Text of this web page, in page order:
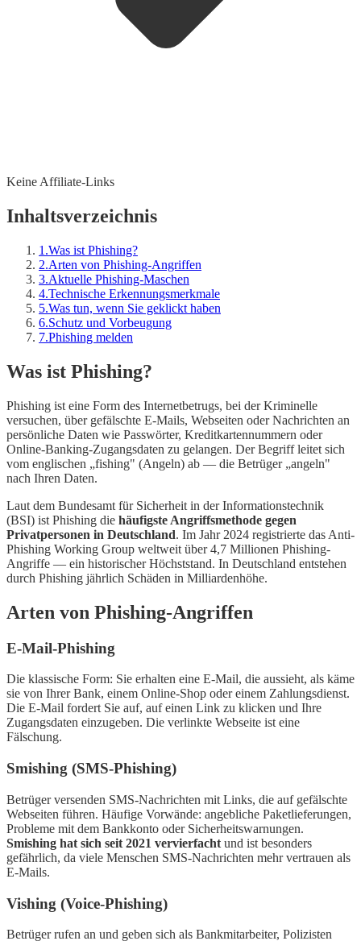
Keine Affiliate-Links
Inhaltsverzeichnis
1 .Was ist Phishing?
2.Arten von Phishing-Angriffen
3.Aktuelle Phishing-Maschen
4.Technische Erkennungsmerkmale
5.Was tun, wenn Sie geklickt haben
6.Schutz und Vorbeugung
7.Phishing melden
Was ist Phishing?
Phishing ist eine Form des Internetbetrugs, bei der Kriminelle
versuchen, über gefälschte E-Mails, Webseiten oder Nachrichten an
persönliche Daten wie Passwörter, Kreditkartennummern oder
Online-Banking-Zugangsdaten zu gelangen. Der Begriff leitet sich
vom englischen „fishing" (Angeln) ab — die Betrüger „angeln"
nach Ihren Daten.
Laut dem Bundesamt für Sicherheit in der Informationstechnik
(BSI) ist Phishing die häufigste Angriffsmethode gegen
Privatpersonen in Deutschland. Im Jahr 2024 registrierte das Anti-
Phishing Working Group weltweit über 4,7 Millionen Phishing-
Angriffe — ein historischer Höchststand. In Deutschland entstehen
durch Phishing jährlich Schäden in Milliardenhöhe.
Arten von Phishing-Angriffen
E-Mail-Phishing
Die klassische Form: Sie erhalten eine E-Mail, die aussieht, als käme
sie von Ihrer Bank, einem Online-Shop oder einem Zahlungsdienst.
Die E-Mail fordert Sie auf, auf einen Link zu klicken und Ihre
Zugangsdaten einzugeben. Die verlinkte Webseite ist eine
Fälschung.
Smishing (SMS-Phishing)
Betrüger versenden SMS-Nachrichten mit Links, die auf gefälschte
Webseiten führen. Häufige Vorwände: angebliche Paketlieferungen,
Probleme mit dem Bankkonto oder Sicherheitswarnungen.
Smishing hat sich seit 2021 vervierfacht und ist besonders
gefährlich, da viele Menschen SMS-Nachrichten mehr vertrauen als
E-Mails.
Vishing (Voice-Phishing)
Betrüger rufen an und geben sich als Bankmitarbeiter, Polizisten